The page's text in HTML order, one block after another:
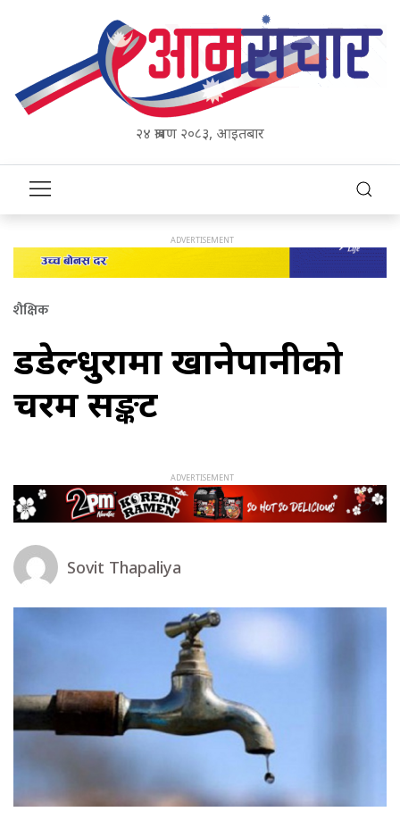
२४ श्रावण २०८३, आइतबार
शैक्षिक
डडेल्धुरामा खानेपानीको
चरम सङ्कट
Sovit Thapaliya